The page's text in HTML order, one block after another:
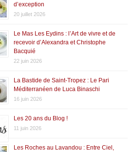
d’exception
20 juillet 2026
Le Mas Les Eydins : l’Art de vivre et de
recevoir d’Alexandra et Christophe
Bacquié
22 juin 2026
La Bastide de Saint-Tropez : Le Pari
Méditerranéen de Luca Binaschi
16 juin 2026
Les 20 ans du Blog !
11 juin 2026
Les Roches au Lavandou : Entre Ciel,